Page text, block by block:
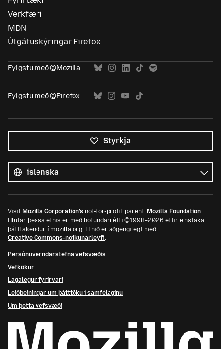
Verkfæri
MDN
Útgáfuskýringar Firefox
Fylgstu með @Mozilla
Fylgstu með @Firefox
Styrkja
tungumál
Tungumál
Visit Mozilla Corporation’s not-for-profit parent, Mozilla Foundation.
Hlutar þessa efnis er með höfundarrétti ©1998–2026 eftir einstaka
þátttakendur í mozilla.org. Efnið er aðgengilegt með
Creative Commons-notkunarleyfi.
Persónuverndarstefna vefsvæðis
Vefkökur
Lagalegur fyrirvari
Leiðbeiningar um þátttöku í samfélaginu
Um þetta vefsvæði